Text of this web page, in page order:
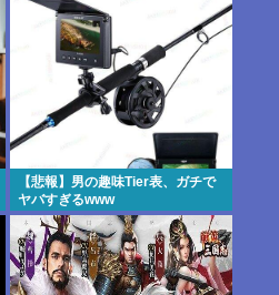
【悲報】男の趣味Tier表、ガチで
ヤバすぎるwww